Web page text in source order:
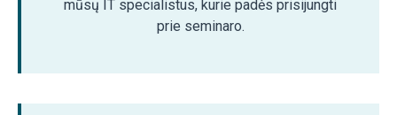
mūsų IT specialistus, kurie padės prisijungti
prie seminaro.